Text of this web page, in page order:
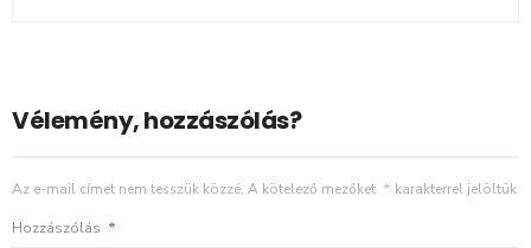
Vélemény, hozzászólás?
Az e-mail címet nem tesszük közzé. A kötelező mezőket * karakterrel jelöltük
Hozzászólás *